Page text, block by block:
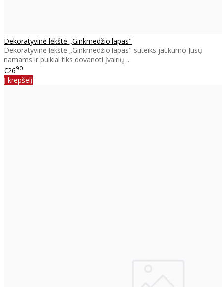
Dekoratyvinė lėkštė „Ginkmedžio lapas"
Dekoratyvinė lėkštė „Ginkmedžio lapas" suteiks jaukumo Jūsų
namams ir puikiai tiks dovanoti įvairių ..
€2690
Į krepšelį